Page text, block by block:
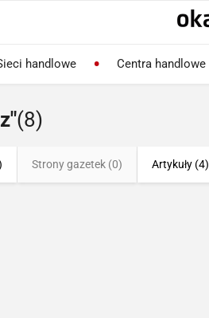
handlowe Centra handlowe
(8)
Strony gazetek (0) Artykuły (4)